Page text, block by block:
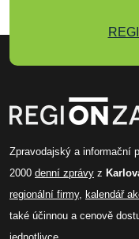
Zpravodajský a informační
2000 denní zprávy z
regionální firmy, kalendář
také účinnou a cenově